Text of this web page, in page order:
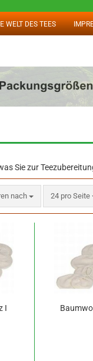
WELT DES TEES
Sie zur
nach
nach 24 pro Seite
pro Seite
I